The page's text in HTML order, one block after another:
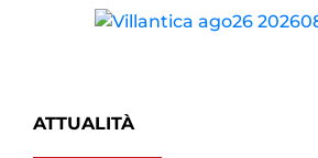
ATTUALITÀ